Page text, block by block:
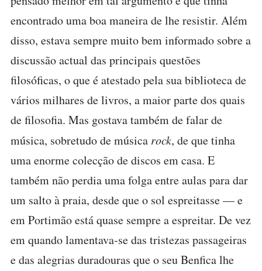
encontrado uma boa maneira de lhe resistir. Além
disso, estava sempre muito bem informado sobre a
discussão actual das principais questões
filosóficas, o que é atestado pela sua biblioteca de
vários milhares de livros, a maior parte dos quais
de filosofia. Mas gostava também de falar de
música, sobretudo de música rock, de que tinha
uma enorme colecção de discos em casa. E
também não perdia uma folga entre aulas para dar
um salto à praia, desde que o sol espreitasse — e
em Portimão está quase sempre a espreitar. De vez
em quando lamentava-se das tristezas passageiras
e das alegrias duradouras que o seu Benfica lhe